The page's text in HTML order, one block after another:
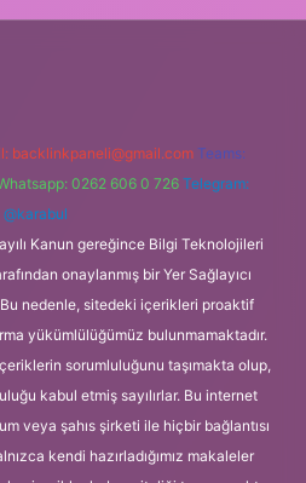
backlinkpaneli@gmail.com Teams:
0262 606 0 726 Telegram:
@karabul
Kanun gereğince Bilgi Teknolojileri
onaylanmış bir Yer Sağlayıcı
nedenle, sitedeki içerikleri proaktif
yükümlülüğümüz bulunmamaktadır.
sorumluluğunu taşımakta olup,
kabul etmiş sayılırlar. Bu internet
veya şahıs şirketi ile hiçbir bağlantısı
kendi hazırladığımız makaleler